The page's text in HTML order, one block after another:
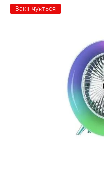
Закінчується